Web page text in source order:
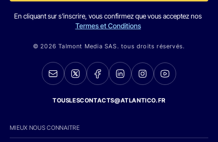
En cliquant sur s'inscrire, vous confirmez que vous acceptez nos
Termes et Conditions
© 2026 Talmont Media SAS. tous droits réservés.
TOUSLESCONTACTS@ATLANTICO.FR
MIEUX NOUS CONNAITRE